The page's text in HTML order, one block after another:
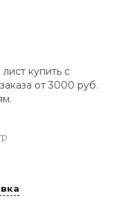
купить с
от 3000 руб.